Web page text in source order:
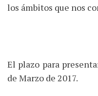
los ámbitos que nos
El plazo para
de Marzo de 2017.